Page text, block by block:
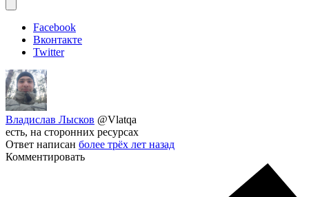
Facebook
Вконтакте
Twitter
Владислав Лысков @Vlatqa
есть, на сторонних ресурсах
Ответ написан более трёх лет назад
Комментировать